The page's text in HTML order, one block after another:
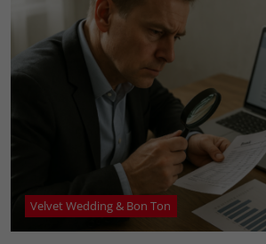
Velvet Wedding & Bon Ton